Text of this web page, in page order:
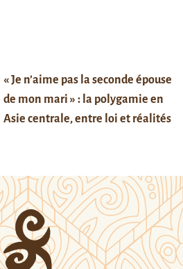
« Je n’aime pas la seconde épouse
de mon mari » : la polygamie en
Asie centrale, entre loi et réalités